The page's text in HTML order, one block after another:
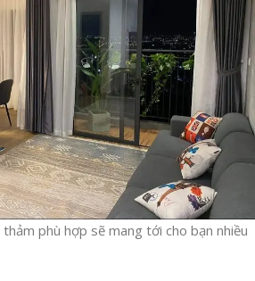
phù hợp sẽ mang tới cho bạn nhiều